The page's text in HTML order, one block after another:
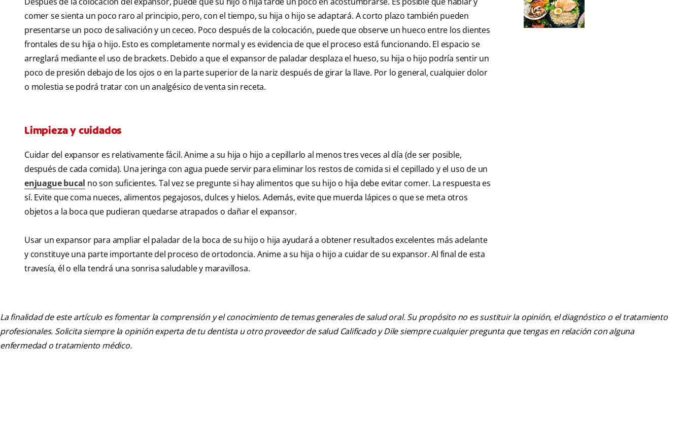
comer se sienta un poco raro al principio, pero, con el tiempo, su hija o hijo se adaptará. A corto plazo también pueden
presentarse un poco de salivación y un ceceo. Poco después de la colocación, puede que observe un hueco entre los dientes
frontales de su hija o hijo. Esto es completamente normal y es evidencia de que el proceso está funcionando. El espacio se
arreglará mediante el uso de brackets. Debido a que el expansor de paladar desplaza el hueso, su hija o hijo podría sentir un
poco de presión debajo de los ojos o en la parte superior de la nariz después de girar la llave. Por lo general, cualquier dolor
o molestia se podrá tratar con un analgésico de venta sin receta.
Limpieza y cuidados
Cuidar del expansor es relativamente fácil. Anime a su hija o hijo a cepillarlo al menos tres veces al día (de ser posible,
después de cada comida). Una jeringa con agua puede servir para eliminar los restos de comida si el cepillado y el uso de un
enjuague bucal no son suficientes. Tal vez se pregunte si hay alimentos que su hijo o hija debe evitar comer. La respuesta es
sí. Evite que coma nueces, alimentos pegajosos, dulces y hielos. Además, evite que muerda lápices o que se meta otros
objetos a la boca que pudieran quedarse atrapados o dañar el expansor.
Usar un expansor para ampliar el paladar de la boca de su hijo o hija ayudará a obtener resultados excelentes más adelante
y constituye una parte importante del proceso de ortodoncia. Anime a su hija o hijo a cuidar de su expansor. Al final de esta
travesía, él o ella tendrá una sonrisa saludable y maravillosa.
La finalidad de este artículo es fomentar la comprensión y el conocimiento de temas generales de salud oral. Su propósito no es sustituir la opinión, el diagnóstico o el tratamiento
profesionales. Solicita siempre la opinión experta de tu dentista u otro proveedor de salud Calificado y Dile siempre cualquier pregunta que tengas en relación con alguna
enfermedad o tratamiento médico.